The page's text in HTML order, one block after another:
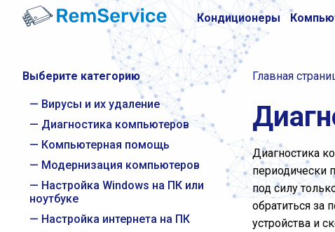
Кондиционеры
Выберите категорию
Вирусы и их удаление
Диагностика компьютеров
Компьютерная помощь
Модернизация компьютеров
Настройка Windows на ПК или
ноутбуке
Настройка интернета на ПК
Главная
Диагностика
периодически
под силу
обратиться
устройства и